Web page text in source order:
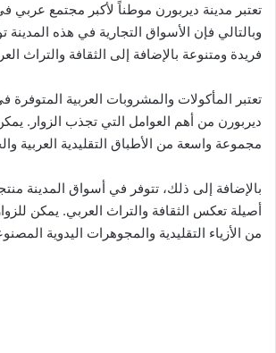
تعتبر مدينة ديربورن موطناً لأكبر مجتمع عربي
وبالتالي فإن الأسواق التجارية في هذه
فريدة ومتنوعة بالإضافة إلى الثقافة والتراث
تعتبر المأكولات والمشروبات العربية المتوفرة
ديربورن من أهم العوامل التي تجذب الزوار.
مجموعة واسعة من الأطباق التقليدية العربية
بالإضافة إلى ذلك، تتوفر في أسواق المدينة
أصيلة تعكس الثقافة والتراث العربي. يمكن
من الأزياء التقليدية والمجوهرات اليدوية